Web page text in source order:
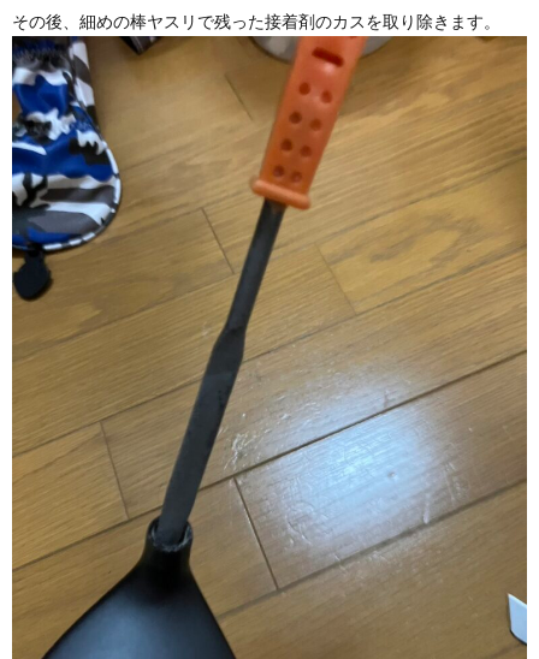
その後、細めの棒ヤスリで残った接着剤のカスを取り除きます。